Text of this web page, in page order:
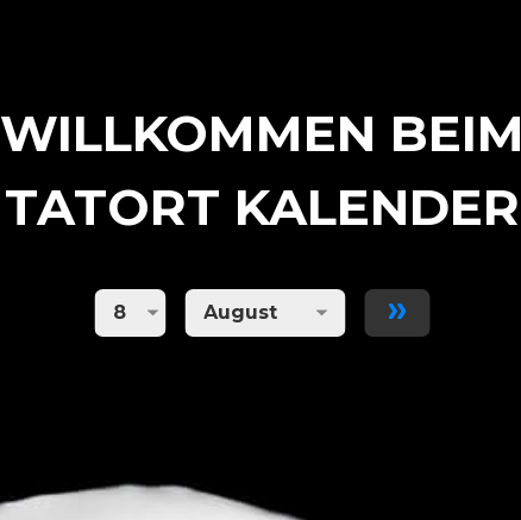
WILLKOMMEN BEIM
TATORT KALENDER